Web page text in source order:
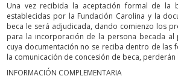
Una vez recibida la aceptación formal de la
establecidas por la Fundación Carolina y la
beca le será adjudicada, dando comienzo los
para la incorporación de la persona becada al
cuya documentación no se reciba dentro de las
la comunicación de concesión de beca, perderán
INFORMACIÓN COMPLEMENTARIA